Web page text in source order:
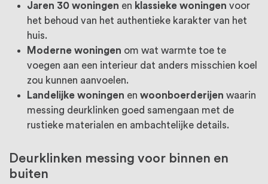
Jaren 30 woningen en klassieke woningen voor
het behoud van het authentieke karakter van het
huis.
Moderne woningen om wat warmte toe te
voegen aan een interieur dat anders misschien koel
zou kunnen aanvoelen.
Landelijke woningen en woonboerderijen waarin
messing deurklinken goed samengaan met de
rustieke materialen en ambachtelijke details.
Deurklinken messing voor binnen en
buiten